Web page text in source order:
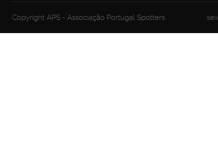
Copyright APS - Associação Portugal Spotters